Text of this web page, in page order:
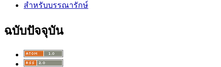
สำหรับบรรณารักษ์
ฉบับปัจจุบัน